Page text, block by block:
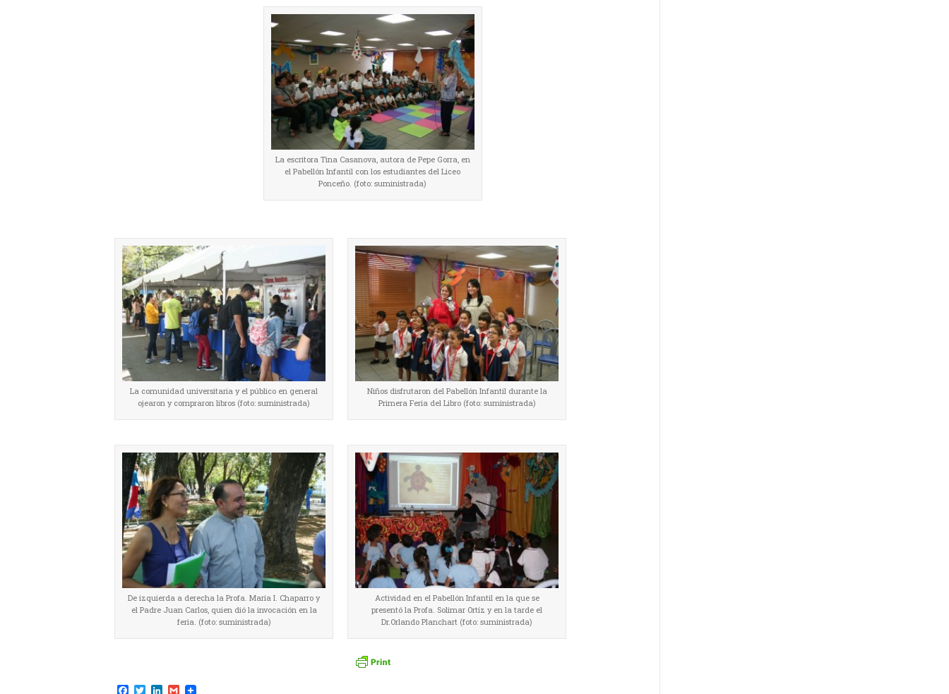
La escritora Tina Casanova, autora de Pepe Gorra, en
el Pabellón Infantil con los estudiantes del Liceo
Ponceño. (foto: suministrada)
La comunidad universitaria y el público en general
ojearon y compraron libros (foto: suministrada)
Niños disfrutaron del Pabellón Infantil durante la
Primera Feria del Libro (foto: suministrada)
De izquierda a derecha la Profa. María I. Chaparro y
el Padre Juan Carlos, quien dió la invocación en la
feria. (foto: suministrada)
Actividad en el Pabellón Infantil en la que se
presentó la Profa. Solimar Ortíz y en la tarde el
Dr.Orlando Planchart (foto: suministrada)
F T L G